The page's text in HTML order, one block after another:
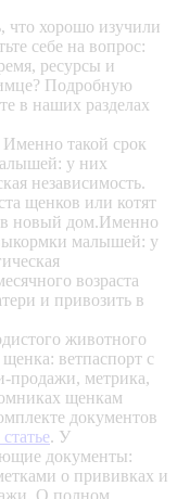
что хорошо изучили
себе на вопрос:
ресурсы и
Подробную
в наших разделах
Именно такой срок
у них
независимость.
щенков или котят
в новый дом.Именно
малышей: у
возраста
и привозить в
животного
ветпаспорт с
продажи, метрика,
щенкам
документов
. У
документы:
о прививках и